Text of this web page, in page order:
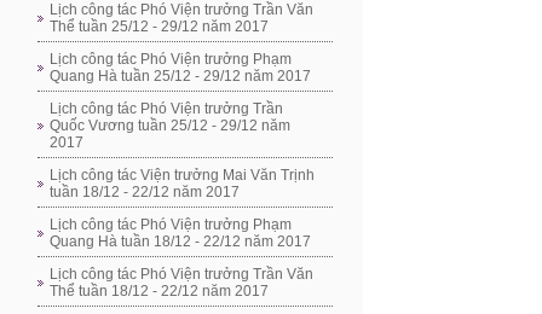
Lịch công tác Phó Viện trưởng Trần Văn
Thể tuần 25/12 - 29/12 năm 2017
Lịch công tác Phó Viện trưởng Phạm
Quang Hà tuần 25/12 - 29/12 năm 2017
Lịch công tác Phó Viện trưởng Trần
Quốc Vương tuần 25/12 - 29/12 năm
2017
Lịch công tác Viện trưởng Mai Văn Trịnh
tuần 18/12 - 22/12 năm 2017
Lịch công tác Phó Viện trưởng Phạm
Quang Hà tuần 18/12 - 22/12 năm 2017
Lịch công tác Phó Viện trưởng Trần Văn
Thể tuần 18/12 - 22/12 năm 2017